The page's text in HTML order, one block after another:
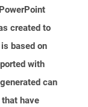
created to
based on
with
can
have